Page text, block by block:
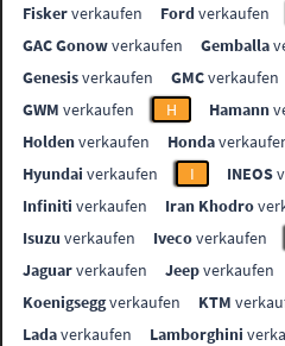
Fiskerverkaufen Fordverkaufen
GAC Gonowverkaufen Gemballa
Genesisverkaufen GMCverkaufen
GWM verkaufen H Hamann
Holdenverkaufen Honda
Hyundai verkaufen I INEOS
Infiniti verkaufen Iran Khodro
Isuzu verkaufen Ivecoverkaufen
Jaguarverkaufen Jeepverkaufen
Koenigseggverkaufen KTM
Ladaverkaufen Lamborghini